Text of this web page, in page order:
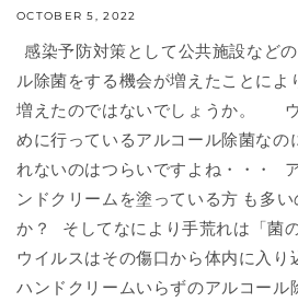
OCTOBER 5, 2022
感染予防対策として公共施設など
ル除菌をする機会が増えたことによ
増えたのではないでしょうか。
めに行っているアルコール除菌なの
れないのはつらいですよね・・・
ンドクリームを塗っている方 も多
か？ そしてなにより手荒れは「菌
ウイルスはその傷口から体内に入
ハンドクリームいらずのアルコー